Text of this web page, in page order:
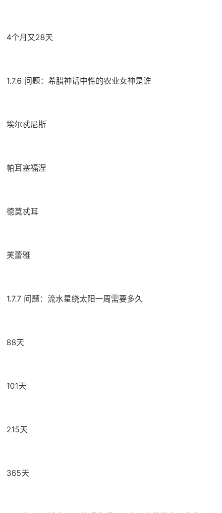
4个月又28天
1.7.6 问题：希腊神话中性的农业女神是谁
埃尔忒尼斯
帕耳塞福涅
德莫忒耳
芙蕾雅
1.7.7 问题：流水星绕太阳一周需要多久
88天
101天
215天
365天